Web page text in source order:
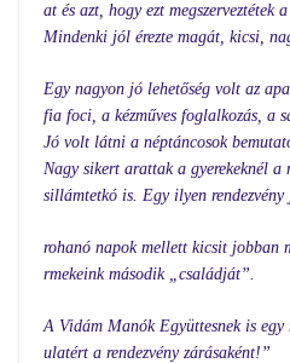
at és azt, hogy ezt megszerveztétek
Mindenki jól érezte magát, kicsi,
Egy nagyon jó lehetőség volt az
fia foci, a kézműves foglalkozás, a
Jó volt látni a néptáncosok
Nagy sikert arattak a gyerekeknél
sillámtetkó is. Egy ilyen rendezvény
rohanó napok mellett kicsit jobban
rmekeink második „családját”.
A Vidám Manók Együttesnek is
ulatért a rendezvény zárásaként!”